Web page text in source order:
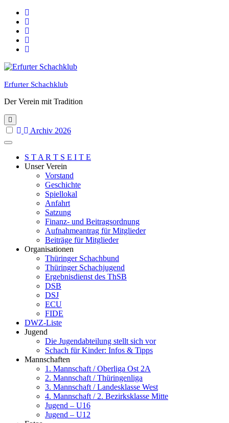
Skip
content
Erfurter Schachklub
Der Verein mit Tradition
Archiv 2026
S T A R T S E I T E
Unser Verein
Vorstand
Geschichte
Spiellokal
Anfahrt
Satzung
Finanz- und Beitragsordnung
Aufnahmeantrag für Mitglieder
Beiträge für Mitglieder
Organisationen
Thüringer Schachbund
Thüringer Schachjugend
Ergebnisdienst des ThSB
DSB
DSJ
ECU
FIDE
DWZ-Liste
Jugend
Die Jugendabteilung stellt sich vor
Schach für Kinder: Infos & Tipps
Mannschaften
1. Mannschaft / Oberliga Ost 2A
2. Mannschaft / Thüringenliga
3. Mannschaft / Landesklasse West
4. Mannschaft / 2. Bezirksklasse Mitte
Jugend – U16
Jugend – U12